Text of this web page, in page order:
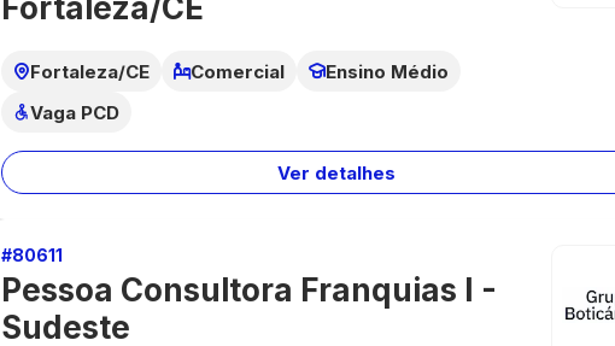
Fortaleza/CE
Fortaleza/CE Comercial
Ensino Médio
Vaga PCD
Ver detalhes
#80611
Pessoa Consultora Franquias I -
Sudeste